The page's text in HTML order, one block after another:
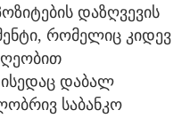
დაზღვევის
რომელიც კიდევ
დაბალ
საბანკო